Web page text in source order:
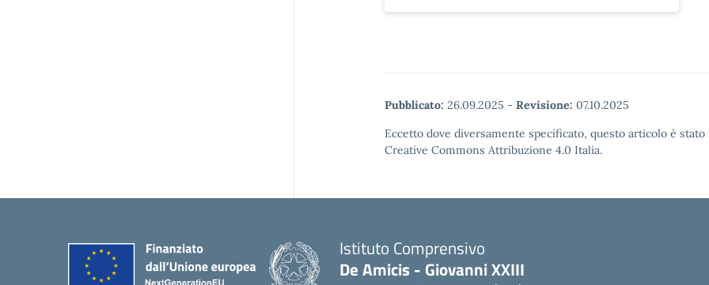
Pubblicato: 26.09.2025 - Revisione: 07.10.2025
Eccetto dove diversamente specificato, questo articolo è
Creative Commons Attribuzione 4.0 Italia.
Istituto Comprensivo
De Amicis - Giovanni XXIII